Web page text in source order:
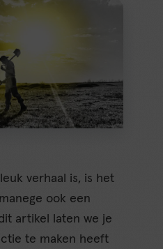
verhaal is, is het
ook een
artikel laten we je
te maken heeft